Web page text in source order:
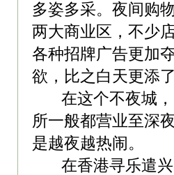
多姿多采。夜间购
两大商业区，不少
各种招牌广告更加
欲，比之白天更添
在这个不夜城，
所一般都营业至深
是越夜越热闹。
在香港寻乐遣兴